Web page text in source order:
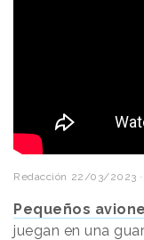
Redacción 22/03/2023
Pequeños
juegan en una